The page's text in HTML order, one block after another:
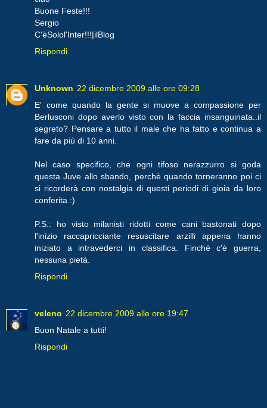
Buone Feste!!!
Sergio
C'èSolol'Inter!!!|ilBlog
Rispondi
Unknown 22 dicembre 2009 alle ore 09:28
E' come quando la gente si muove a compassione per
Berlusconi dopo averlo visto con la faccia insanguinata..il
segreto? Pensare a tutto il male che ha fatto e continua a
fare da più di 10 anni.
Nel caso specifico, che ogni tifoso nerazzurro si goda
questa Juve allo sbando, perchè quando torneranno poi ci
si ricorderà con nostalgia di questi periodi di gioia da loro
conferita :)
P.S.: ho visto milanisti ridotti come cani bastonati dopo
l'inizio raccapricciante resuscitare arzilli appena hanno
iniziato a intravederci in classifica. Finchè c'è guerra,
nessuna pietà.
Rispondi
veleno 22 dicembre 2009 alle ore 19:47
Buon Natale a tutti!
Rispondi